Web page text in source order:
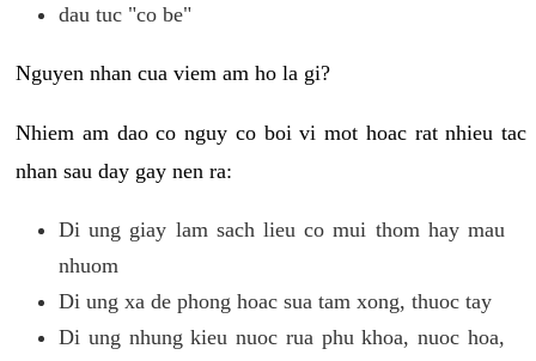
dau tuc "co be"
Nguyen nhan cua viem am ho la gi?
Nhiem am dao co nguy co boi vi mot hoac rat nhieu tac
nhan sau day gay nen ra:
Di ung giay lam sach lieu co mui thom hay mau
nhuom
Di ung xa de phong hoac sua tam xong, thuoc tay
Di ung nhung kieu nuoc rua phu khoa, nuoc hoa,